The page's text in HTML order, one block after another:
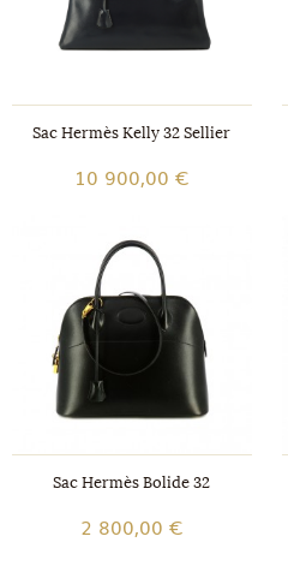
Sac Hermès Kelly 32 Sellier
10 900,00 €
Sac Hermès Bolide 32
2 800,00 €